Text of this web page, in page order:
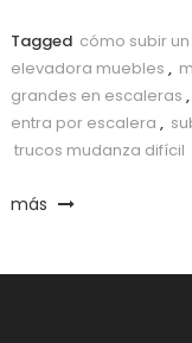
Tagged cómo subir
elevadora muebles ,
grandes en escaleras ,
entra por escalera ,
trucos mudanza difícil
más